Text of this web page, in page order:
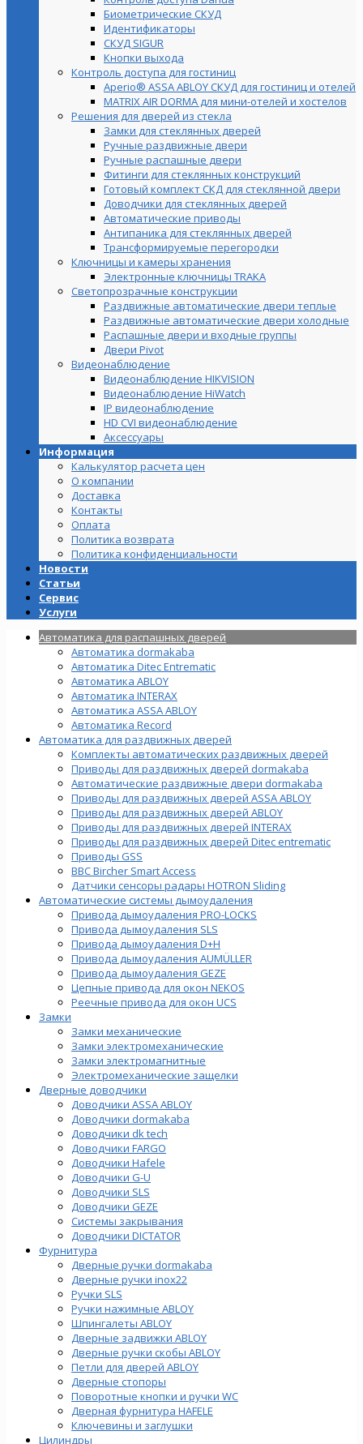
Биометрические СКУД
Идентификаторы
СКУД SIGUR
Кнопки выхода
Контроль доступа для гостиниц
Aperio® ASSA ABLOY СКУД для гостиниц и отелей
MATRIX AIR DORMA для мини-отелей и хостелов
Решения для дверей из стекла
Замки для стеклянных дверей
Ручные раздвижные двери
Ручные распашные двери
Фитинги для стеклянных конструкций
Готовый комплект СКД для стеклянной двери
Доводчики для стеклянных дверей
Автоматические приводы
Антипаника для стеклянных дверей
Трансформируемые перегородки
Ключницы и камеры хранения
Электронные ключницы TRAKA
Светопрозрачные конструкции
Раздвижные автоматические двери теплые
Раздвижные автоматические двери холодные
Распашные двери и входные группы
Двери Pivot
Видеонаблюдение
Видеонаблюдение HIKVISION
Видеонаблюдение HiWatch
IP видеонаблюдение
HD CVI видеонаблюдение
Аксессуары
Информация
Калькулятор расчета цен
О компании
Доставка
Контакты
Оплата
Политика возврата
Политика конфиденциальности
Новости
Статьи
Сервис
Услуги
Автоматика для распашных дверей
Автоматика dormakaba
Автоматика Ditec Entrematic
Автоматика ABLOY
Автоматика INTERAX
Автоматика ASSA ABLOY
Автоматика Record
Автоматика для раздвижных дверей
Комплекты автоматических раздвижных дверей
Приводы для раздвижных дверей dormakaba
Автоматические раздвижные двери dormakaba
Приводы для раздвижных дверей ASSA ABLOY
Приводы для раздвижных дверей ABLOY
Приводы для раздвижных дверей INTERAX
Приводы для раздвижных дверей Ditec entrematic
Приводы GSS
BBC Bircher Smart Access
Датчики сенсоры радары HOTRON Sliding
Автоматические системы дымоудаления
Привода дымоудаления PRO-LOCKS
Привода дымоудаления SLS
Привода дымоудаления D+H
Привода дымоудаления AUMÜLLER
Привода дымоудаления GEZE
Цепные привода для окон NEKOS
Реечные привода для окон UСS
Замки
Замки механические
Замки электромеханические
Замки электромагнитные
Электромеханические защелки
Дверные доводчики
Доводчики ASSA ABLOY
Доводчики dormakaba
Доводчики dk tech
Доводчики FARGO
Доводчики Hafele
Доводчики G-U
Доводчики SLS
Доводчики GEZE
Cистемы закрывания
Доводчики DICTATOR
Фурнитура
Дверные ручки dormakaba
Дверные ручки inox22
Ручки SLS
Ручки нажимные ABLOY
Шпингалеты ABLOY
Дверные задвижки ABLOY
Дверные ручки скобы ABLOY
Петли для дверей ABLOY
Дверные стопоры
Поворотные кнопки и ручки WC
Дверная фурнитура HAFELE
Ключевины и заглушки
Цилиндры